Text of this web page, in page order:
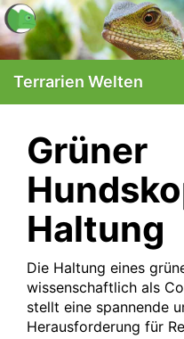
Skip
to
main
Terrarien Welten
Grüner
Haltung
Die Haltung eines
wissenschaftlich als
stellt eine spannende
Herausforderung für